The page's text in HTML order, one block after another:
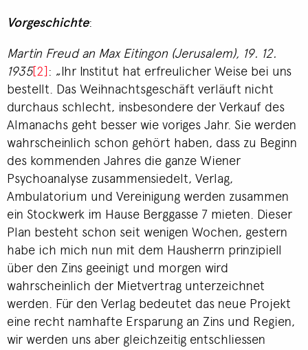
Vorgeschichte:
Martin Freud an Max Eitingon (Jerusalem), 19. 12.
1935[2]: „Ihr Institut hat erfreulicher Weise bei uns
bestellt. Das Weihnachtsgeschäft verläuft nicht
durchaus schlecht, insbesondere der Verkauf des
Almanachs geht besser wie voriges Jahr. Sie werden
wahrscheinlich schon gehört haben, dass zu Beginn
des kommenden Jahres die ganze Wiener
Psychoanalyse zusammensiedelt, Verlag,
Ambulatorium und Vereinigung werden zusammen
ein Stockwerk im Hause Berggasse 7 mieten. Dieser
Plan besteht schon seit wenigen Wochen, gestern
habe ich mich nun mit dem Hausherrn prinzipiell
über den Zins geeinigt und morgen wird
wahrscheinlich der Mietvertrag unterzeichnet
werden. Für den Verlag bedeutet das neue Projekt
eine recht namhafte Ersparung an Zins und Regien,
wir werden uns aber gleichzeitig entschliessen